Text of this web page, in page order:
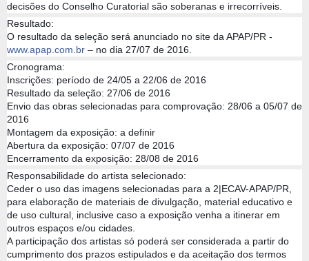
decisões do Conselho Curatorial são soberanas e irrecorríveis.
Resultado:
O resultado da seleção será anunciado no site da APAP/PR -
www.apap.com.br – no dia 27/07 de 2016.
Cronograma:
Inscrições: período de 24/05 a 22/06 de 2016
Resultado da seleção: 27/06 de 2016
Envio das obras selecionadas para comprovação: 28/06 a 05/07 de
2016
Montagem da exposição: a definir
Abertura da exposição: 07/07 de 2016
Encerramento da exposição: 28/08 de 2016
Responsabilidade do artista selecionado:
Ceder o uso das imagens selecionadas para a 2|ECAV-APAP/PR,
para elaboração de materiais de divulgação, material educativo e
de uso cultural, inclusive caso a exposição venha a itinerar em
outros espaços e/ou cidades.
A participação dos artistas só poderá ser considerada a partir do
cumprimento dos prazos estipulados e da aceitação dos termos